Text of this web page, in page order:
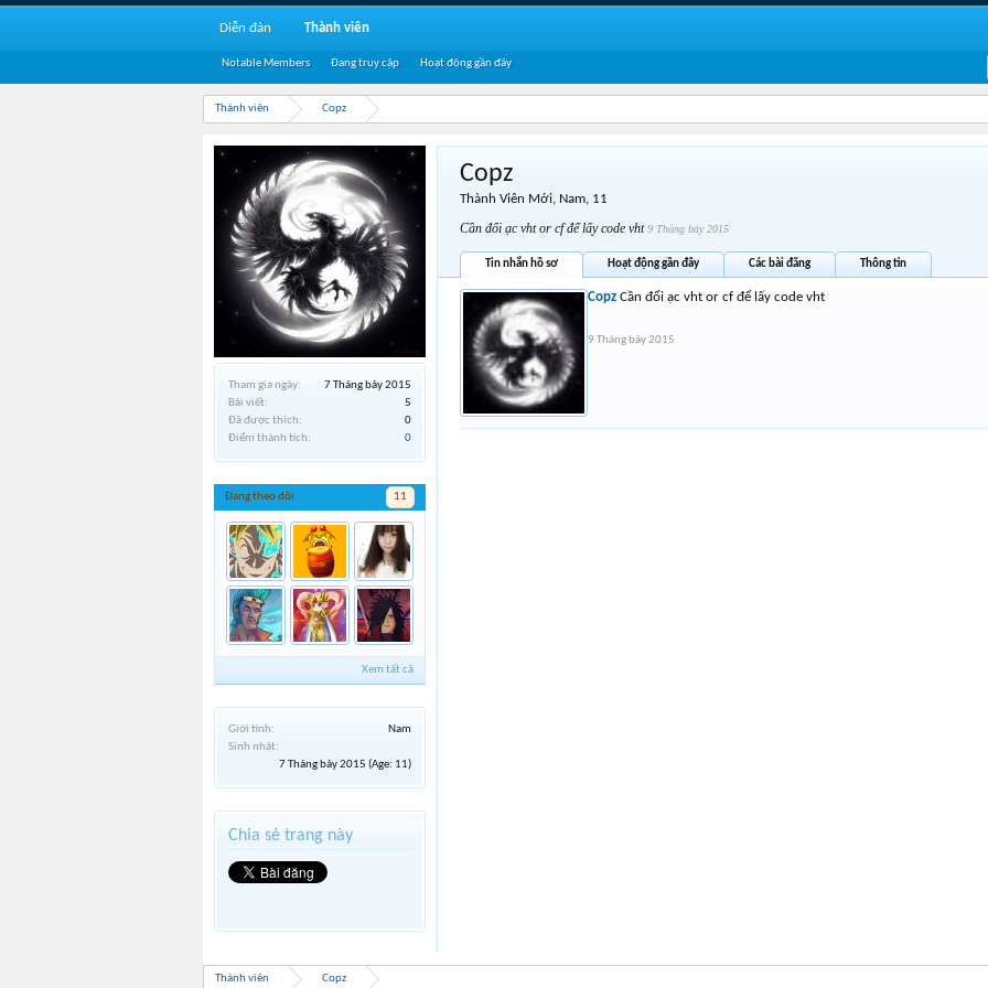
Thành viên Copz
Tham gia ngày:
7 Tháng bảy 2015
Bài viết:
5
Đã được thích:
0
Điểm thành tích:
0
Đang theo dõi 11
Xem tất cả
Giới tính:
Nam
Sinh nhật:
7 Tháng bảy 2015 (Age: 11)
Chia sẻ trang này
Copz
Thành Viên Mới, Nam, 11
Cần đổi ạc vht or cf để lấy code vht9 Tháng bảy 2015
Tin nhắn hồ sơ Hoạt động gần đây Các bài đăng Thông tin
Copz Cần đổi ạc vht or cf để lấy code vht
9 Tháng bảy 2015
Thành viên Copz
Diễn đàn Thành viên
Notable Members Đang truy cập Hoạt động gần đây